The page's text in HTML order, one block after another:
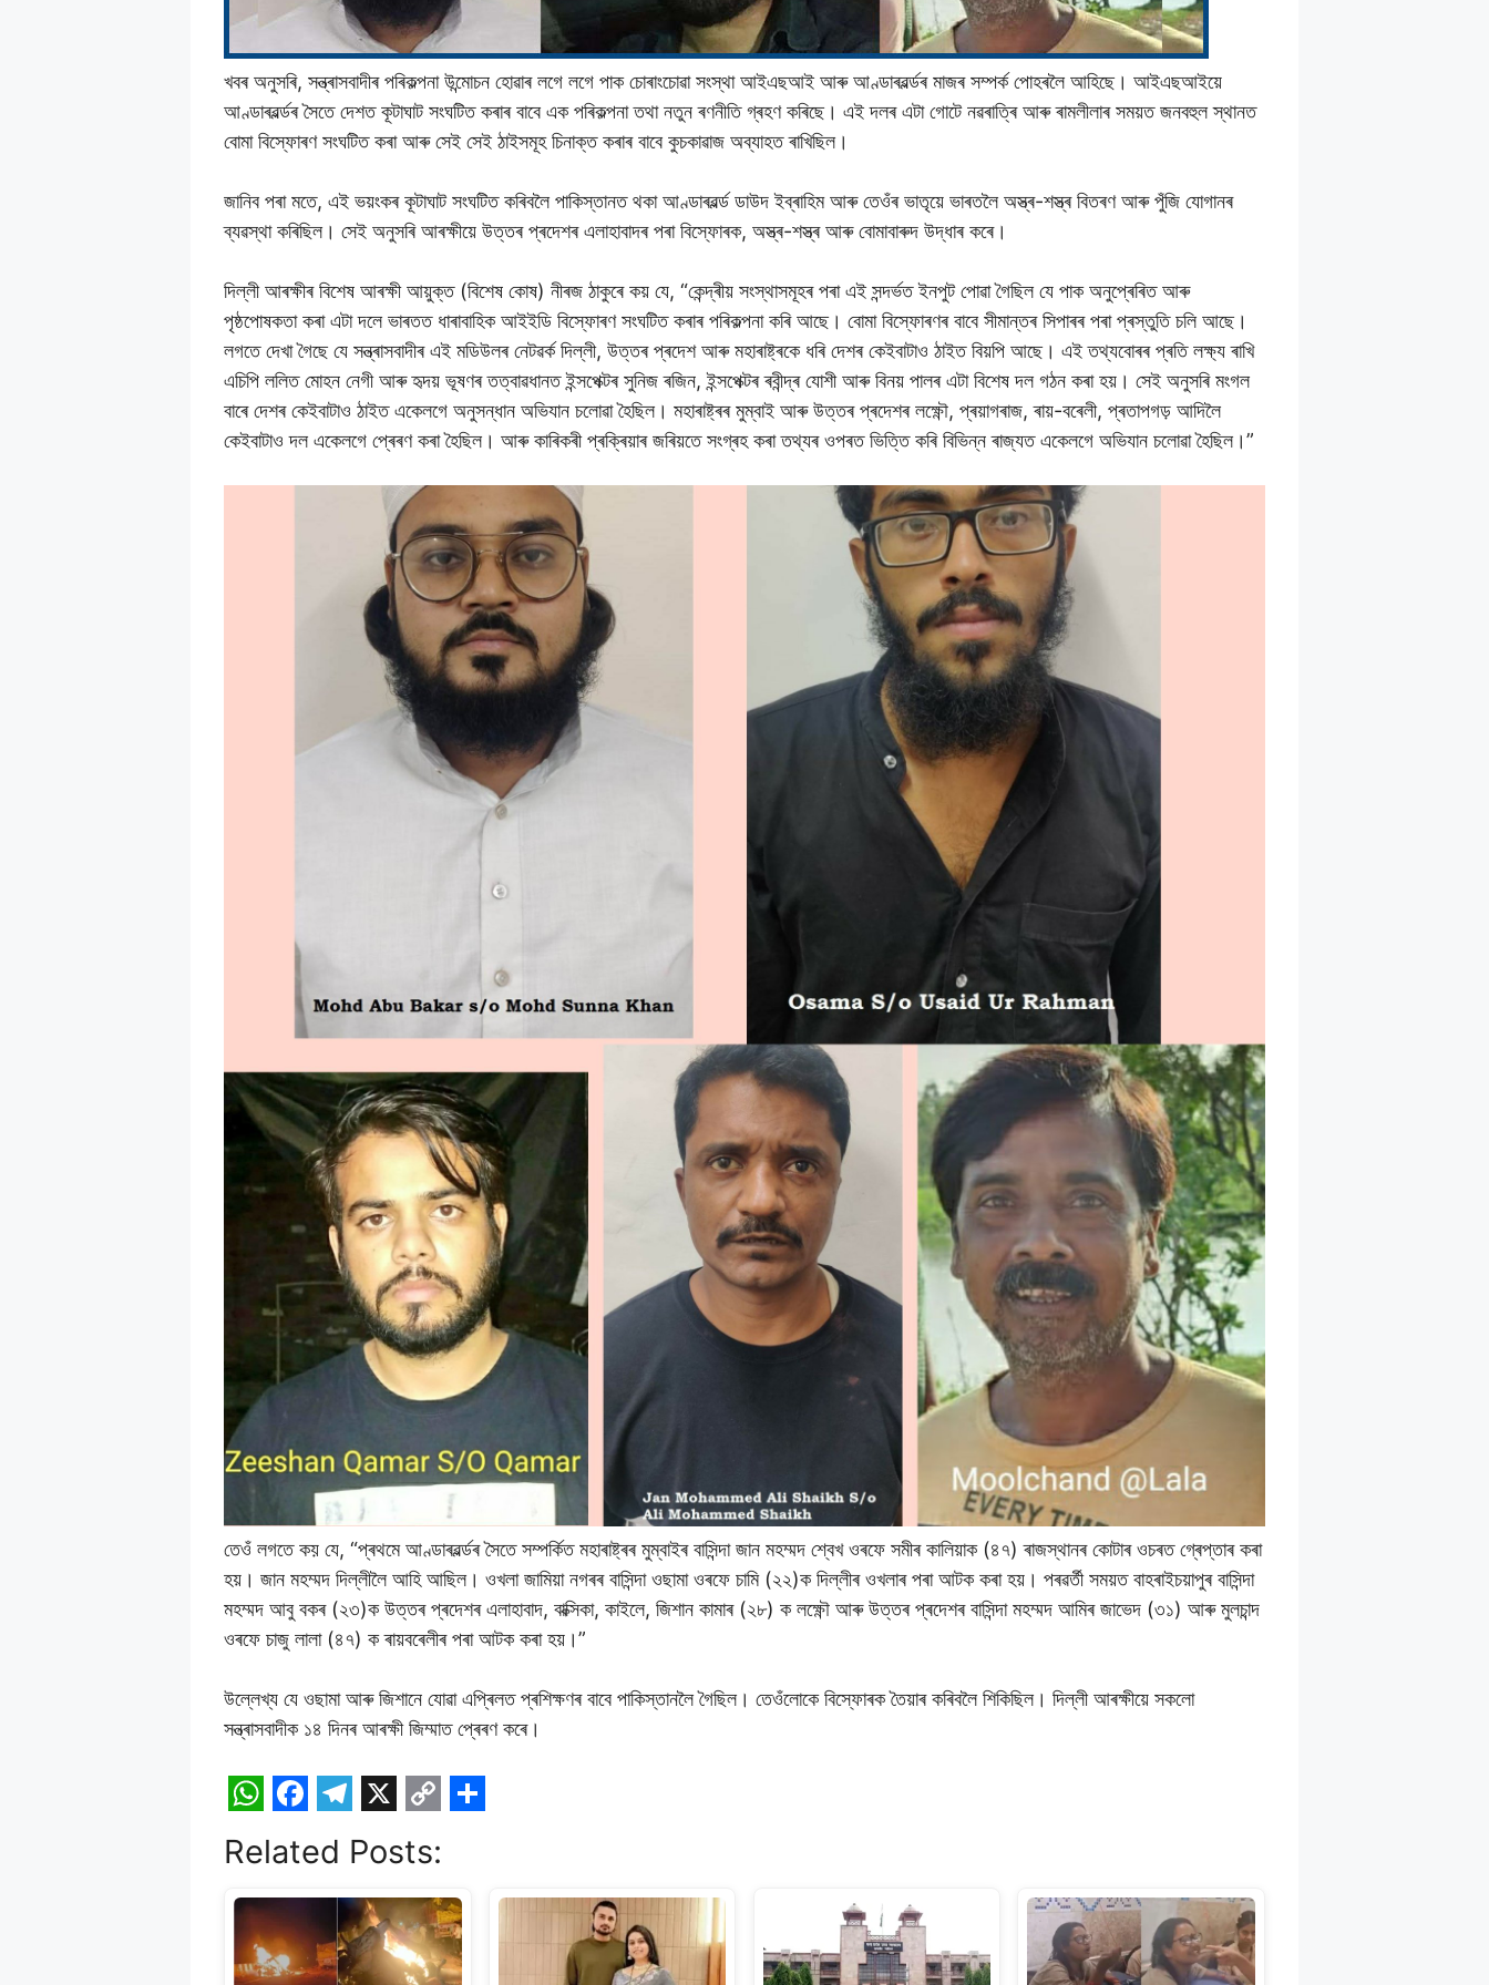
খবৰ অনুসৰি, সন্ত্ৰাসবাদীৰ পৰিকল্পনা উন্মোচন হোৱাৰ লগে লগে পাক চোৰাংচোৱা সংস্থা আইএছআই আৰু আণ্ডাৰৱৰ্ল্ডৰ মাজৰ সম্পৰ্ক পোহৰলৈ আহিছে। আইএছআইয়ে
আণ্ডাৰৱৰ্ল্ডৰ সৈতে দেশত কূটাঘাট সংঘটিত কৰাৰ বাবে এক পৰিকল্পনা তথা নতুন ৰণনীতি গ্ৰহণ কৰিছে। এই দলৰ এটা গোটে নৱৰাত্ৰি আৰু ৰামলীলাৰ সময়ত জনবহুল স্থানত
বোমা বিস্ফোৰণ সংঘটিত কৰা আৰু সেই সেই ঠাইসমূহ চিনাক্ত কৰাৰ বাবে কুচকাৱাজ অব্যাহত ৰাখিছিল।
জানিব পৰা মতে, এই ভয়ংকৰ কূটাঘাট সংঘটিত কৰিবলৈ পাকিস্তানত থকা আণ্ডাৰৱৰ্ল্ড ডাউদ ইব্ৰাহিম আৰু তেওঁৰ ভাতৃয়ে ভাৰতলৈ অস্ত্ৰ-শস্ত্ৰ বিতৰণ আৰু পুঁজি যোগানৰ
ব্যৱস্থা কৰিছিল। সেই অনুসৰি আৰক্ষীয়ে উত্তৰ প্ৰদেশৰ এলাহাবাদৰ পৰা বিস্ফোৰক, অস্ত্ৰ-শস্ত্ৰ আৰু বোমাবাৰুদ উদ্ধাৰ কৰে।
দিল্লী আৰক্ষীৰ বিশেষ আৰক্ষী আয়ুক্ত (বিশেষ কোষ) নীৰজ ঠাকুৰে কয় যে, “কেন্দ্ৰীয় সংস্থাসমূহৰ পৰা এই সন্দৰ্ভত ইনপুট পোৱা গৈছিল যে পাক অনুপ্ৰেৰিত আৰু
পৃষ্ঠপোষকতা কৰা এটা দলে ভাৰতত ধাৰাবাহিক আইইডি বিস্ফোৰণ সংঘটিত কৰাৰ পৰিকল্পনা কৰি আছে। বোমা বিস্ফোৰণৰ বাবে সীমান্তৰ সিপাৰৰ পৰা প্ৰস্তুতি চলি আছে।
লগতে দেখা গৈছে যে সন্ত্ৰাসবাদীৰ এই মডিউলৰ নেটৱৰ্ক দিল্লী, উত্তৰ প্ৰদেশ আৰু মহাৰাষ্ট্ৰকে ধৰি দেশৰ কেইবাটাও ঠাইত বিয়পি আছে। এই তথ্যবোৰৰ প্ৰতি লক্ষ্য ৰাখি
এচিপি ললিত মোহন নেগী আৰু হৃদয় ভূষণৰ তত্বাৱধানত ইন্সপেক্টৰ সুনিজ ৰজিন, ইন্সপেক্টৰ ৰবীন্দ্ৰ যোশী আৰু বিনয় পালৰ এটা বিশেষ দল গঠন কৰা হয়। সেই অনুসৰি মংগল
বাৰে দেশৰ কেইবাটাও ঠাইত একেলগে অনুসন্ধান অভিযান চলোৱা হৈছিল। মহাৰাষ্ট্ৰৰ মুম্বাই আৰু উত্তৰ প্ৰদেশৰ লক্ষ্ণৌ, প্ৰয়াগৰাজ, ৰায়-বৰেলী, প্ৰতাপগড় আদিলৈ
কেইবাটাও দল একেলগে প্ৰেৰণ কৰা হৈছিল। আৰু কাৰিকৰী প্ৰক্ৰিয়াৰ জৰিয়তে সংগ্ৰহ কৰা তথ্যৰ ওপৰত ভিত্তি কৰি বিভিন্ন ৰাজ্যত একেলগে অভিযান চলোৱা হৈছিল।”
তেওঁ লগতে কয় যে, “প্ৰথমে আণ্ডাৰৱৰ্ল্ডৰ সৈতে সম্পৰ্কিত মহাৰাষ্ট্ৰৰ মুম্বাইৰ বাসিন্দা জান মহম্মদ শ্বেখ ওৰফে সমীৰ কালিয়াক (৪৭) ৰাজস্থানৰ কোটাৰ ওচৰত গ্ৰেপ্তাৰ কৰা
হয়। জান মহম্মদ দিল্লীলৈ আহি আছিল। ওখলা জামিয়া নগৰৰ বাসিন্দা ওছামা ওৰফে চামি (২২)ক দিল্লীৰ ওখলাৰ পৰা আটক কৰা হয়। পৰৱৰ্তী সময়ত বাহৰাইচয়াপুৰ বাসিন্দা
মহম্মদ আবু বকৰ (২৩)ক উত্তৰ প্ৰদেশৰ এলাহাবাদ, বাক্সিকা, কাইলে, জিশান কামাৰ (২৮) ক লক্ষ্ণৌ আৰু উত্তৰ প্ৰদেশৰ বাসিন্দা মহম্মদ আমিৰ জাভেদ (৩১) আৰু মুলচান্দ
ওৰফে চাজু লালা (৪৭) ক ৰায়বৰেলীৰ পৰা আটক কৰা হয়।”
উল্লেখ্য যে ওছামা আৰু জিশানে যোৱা এপ্ৰিলত প্ৰশিক্ষণৰ বাবে পাকিস্তানলৈ গৈছিল। তেওঁলোকে বিস্ফোৰক তৈয়াৰ কৰিবলৈ শিকিছিল। দিল্লী আৰক্ষীয়ে সকলো
সন্ত্ৰাসবাদীক ১৪ দিনৰ আৰক্ষী জিম্মাত প্ৰেৰণ কৰে।
h
a
t
s
a
c
e
b
e
l
e
g
o
p
y
L
a
r
e
Related Posts: